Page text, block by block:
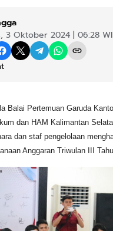
3 Oktober 2024 | 06:28
Balai Pertemuan Garuda
dan HAM Kalimantan
dan staf pengelolaan
Anggaran Triwulan III